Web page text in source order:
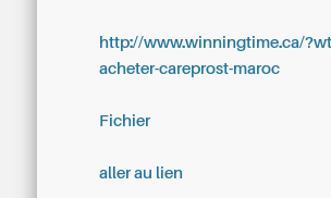
http://www.winningtime.ca/
acheter-careprost-maroc
Fichier
aller au lien